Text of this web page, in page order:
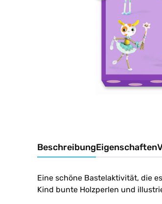
BeschreibungEigenschaften
Eine schöne Bastelaktivität, die
Kind bunte Holzperlen und